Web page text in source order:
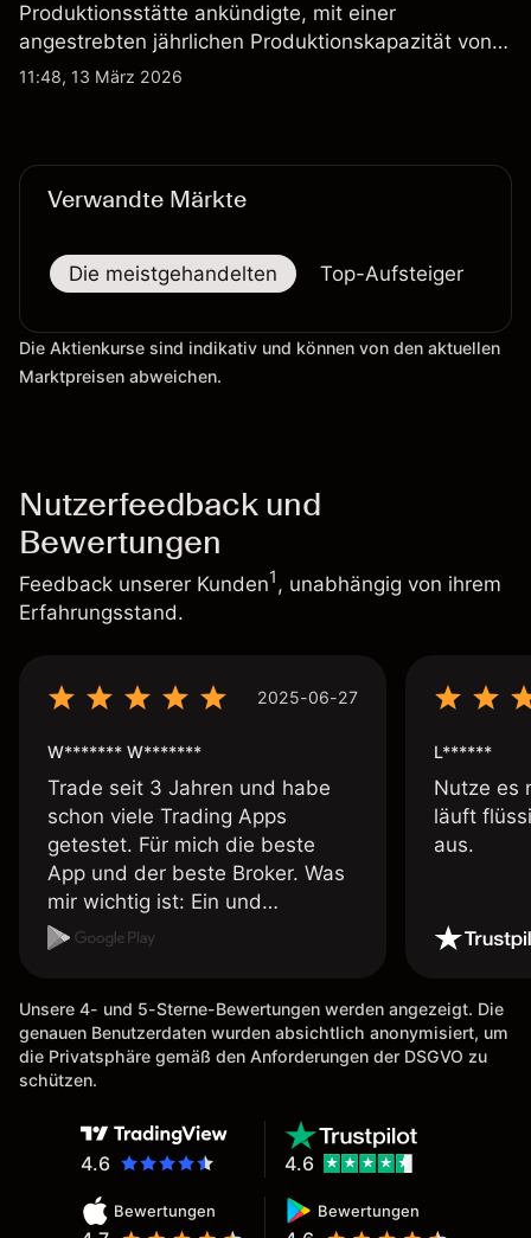
Produktionsstätte ankündigte, mit einer
angestrebten jährlichen Produktionskapazität von
etwa 2,4 Mrd. AUD bis Ende 2026. Die
11:48, 13 März 2026
Verwandte Märkte
Die meistgehandelten Top-Aufsteiger
Die Aktienkurse sind indikativ und können von den aktuellen
Marktpreisen abweichen.
Nutzerfeedback und
Bewertungen
Feedback unserer Kunden1, unabhängig von ihrem
Erfahrungsstand.
2025-06-27
W******* W*******
Trade seit 3 Jahren und habe
schon viele Trading Apps
getestet. Für mich die beste
App und der beste Broker. Was
mir wichtig ist: Ein und
Auszahlungen per Kreditkarte
möglich. Berichte, Auszüge OK.
Eine Diagrammfunktion wie es
bei Naga ist wäre
L******
Nutze es
läuft
aus.
Unsere 4- und 5-Sterne-Bewertungen werden angezeigt. Die
genauen Benutzerdaten wurden absichtlich anonymisiert, um
die Privatsphäre gemäß den Anforderungen der DSGVO zu
schützen.
4.6
Bewertungen Bewertungen
4.6